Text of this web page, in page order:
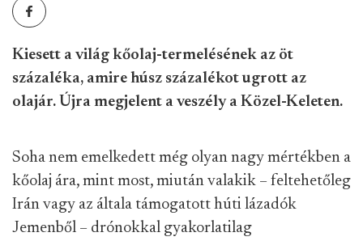
Kiesett a világ kőolaj-termelésének az öt
százaléka, amire húsz százalékot ugrott az
olajár. Újra megjelent a veszély a Közel-Keleten.
Soha nem emelkedett még olyan nagy mértékben a
kőolaj ára, mint most, miután valakik – feltehetőleg
Irán vagy az általa támogatott húti lázadók
Jemenből – drónokkal gyakorlatilag